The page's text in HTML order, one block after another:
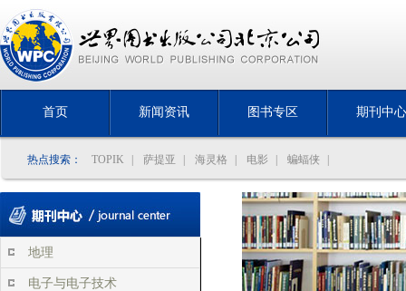
首页 新闻资讯 图书专区 期刊中心
热点搜索： TOPIK 萨提亚 海灵格 电影 蝙蝠侠
地理
电子与电子技术